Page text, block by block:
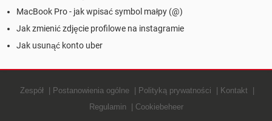
MacBook Pro - jak wpisać symbol małpy (@)
Jak zmienić zdjęcie profilowe na instagramie
Jak usunąć konto uber
Zespół Postanowienia ogólne Polityką prywatności
Kontakt
Regulamin
Cookiebeheer